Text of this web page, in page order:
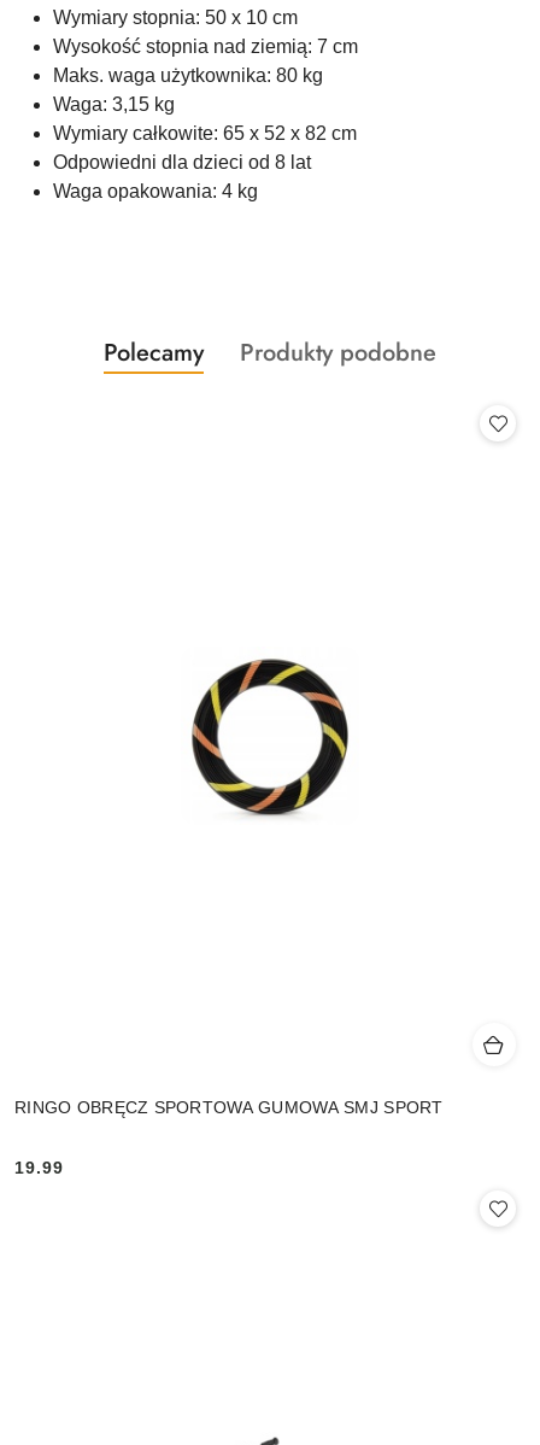
Wymiary stopnia: 50 x 10 cm
Wysokość stopnia nad ziemią: 7 cm
Maks. waga użytkownika: 80 kg
Waga: 3,15 kg
Wymiary całkowite: 65 x 52 x 82 cm
Odpowiedni dla dzieci od 8 lat
Waga opakowania: 4 kg
Pomiń karuzelę produktów
Produkty
o
Polecamy
Produkty
Produkty podobne
RINGO OBRĘCZ SPORTOWA GUMOWA SMJ SPORT
Cena:
19.99